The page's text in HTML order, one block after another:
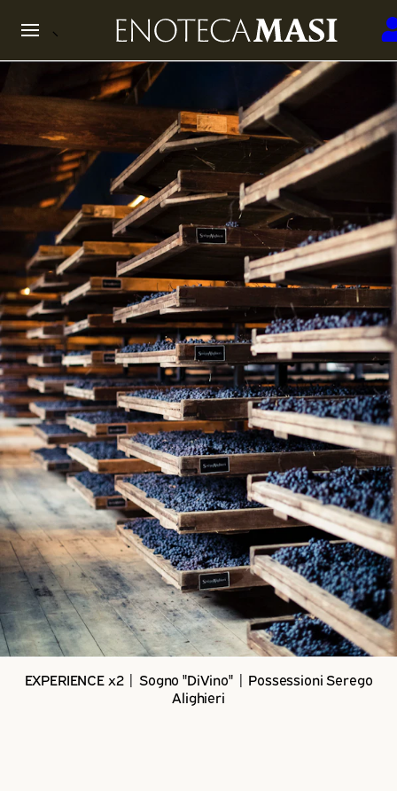
EXPERIENCE x2 | Sogno "DiVino" | Possessioni Serego
Alighieri